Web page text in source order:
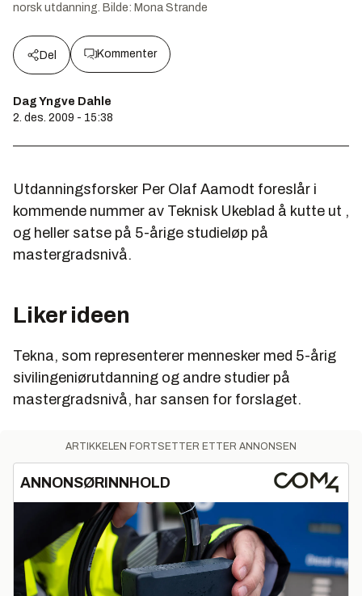
norsk utdanning. Bilde: Mona Strande
Del Kommenter
Dag Yngve Dahle
2. des. 2009 - 15:38
Utdanningsforsker Per Olaf Aamodt foreslår i
kommende nummer av Teknisk Ukeblad å kutte ut ,
og heller satse på 5-årige studieløp på
mastergradsnivå.
Liker ideen
Tekna, som representerer mennesker med 5-årig
sivilingeniørutdanning og andre studier på
mastergradsnivå, har sansen for forslaget.
ARTIKKELEN FORTSETTER ETTER ANNONSEN
ANNONSØRINNHOLD